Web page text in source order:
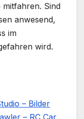
Sind
anwesend,
im
wird.
– Bilder